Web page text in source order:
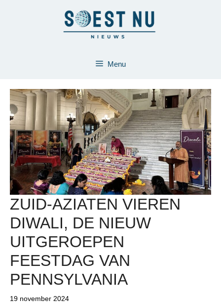
Menu
ZUID-AZIATEN VIEREN
DIWALI, DE NIEUW
UITGEROEPEN
FEESTDAG VAN
PENNSYLVANIA
19 november 2024